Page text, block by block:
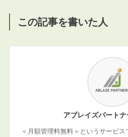
この記事を書いた人
アブレイズパート
＜月額管理料無料＞というサービ